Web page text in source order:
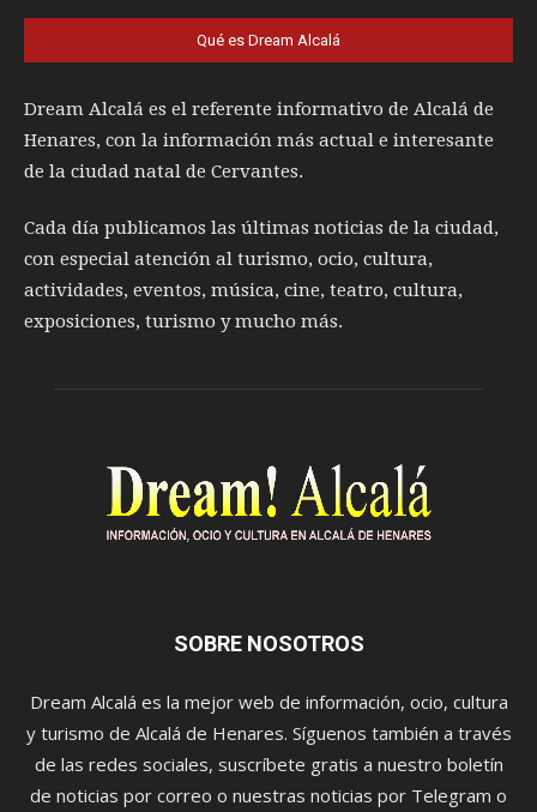
Qué es Dream Alcalá
Dream Alcalá es el referente informativo de Alcalá de
Henares, con la información más actual e interesante
de la ciudad natal de Cervantes.
Cada día publicamos las últimas noticias de la ciudad,
con especial atención al turismo, ocio, cultura,
actividades, eventos, música, cine, teatro, cultura,
exposiciones, turismo y mucho más.
SOBRE NOSOTROS
Dream Alcalá es la mejor web de información, ocio, cultura
y turismo de Alcalá de Henares. Síguenos también a través
de las redes sociales, suscríbete gratis a nuestro boletín
de noticias por correo o nuestras noticias por Telegram o